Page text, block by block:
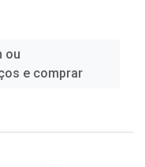
ou
e comprar